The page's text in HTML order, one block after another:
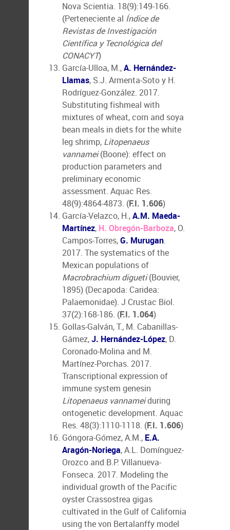
Nova Scientia. 18(9):149-166.
(Perteneciente al Índice de
Revistas de Investigación
Científica y Tecnológica del
CONACYT)
García-Ulloa, M.,A. Hernández-
Llamas, S.J. Armenta-Soto y H.
Rodríguez-González. 2017.
Substituting fishmeal with
mixtures of wheat, corn and soya
bean meals in diets for the white
leg shrimp, Litopenaeus
vannamei(Boone): effect on
production parameters and
preliminary economic
assessment. Aquac Res.
48(9):4864-4873. (F.I. 1.606)
García-Velazco, H.,A.M. Maeda-
Martínez, H. Obregón-Barboza, O.
Campos-Torres,G. Murugan.
2017. The systematics of the
Mexican populations of
Macrobrachium digueti(Bouvier,
1895) (Decapoda: Caridea:
Palaemonidae). J Crustac Biol.
37(2):168-186. (F.I. 1.064)
Gollas-Galván, T., M. Cabanillas-
Gámez,J. Hernández-López, D.
Coronado-Molina and M.
Martínez-Porchas. 2017.
Transcriptional expression of
immune system genesin
Litopenaeus vannameiduring
ontogenetic development. Aquac
Res. 48(3):1110-1118. (F.I. 1.606)
Góngora-Gómez, A.M., E.A.
Aragón-Noriega, A.L. Domínguez-
Orozco and B.P. Villanueva-
Fonseca. 2017. Modeling the
individual growth of the Pacific
oyster Crassostrea gigas
cultivated in the Gulf of California
using the von Bertalanffy model